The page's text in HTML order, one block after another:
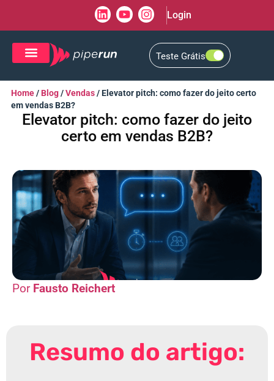
Login
Teste Grátis
Home/ Blog/Vendas/Elevator pitch: como fazer do jeito certo
em vendas B2B?
Elevator pitch: como fazer do jeito
certo em vendas B2B?
Fausto Reichert
Resumo do artigo: